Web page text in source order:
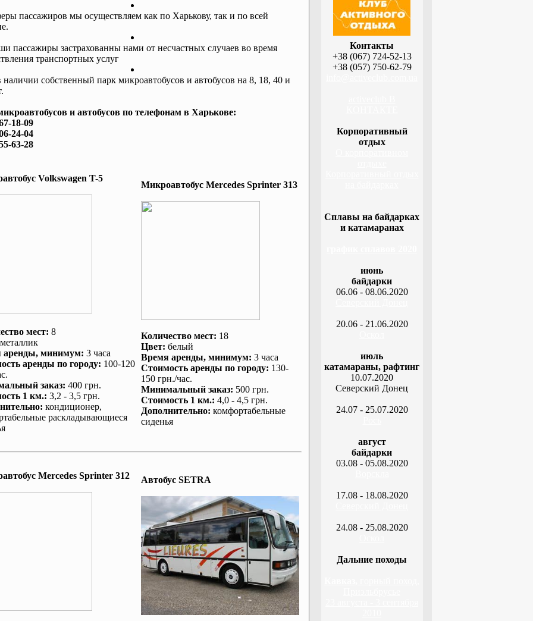
пассажиров мы осуществляем как по Харькову, так и по всей
пассажиры застрахованны нами от несчастных случаев во время
транспортных услуг
наличии собственный парк микроавтобусов и автобусов на 8, 18, 40 и
и автобусов по телефонам в Харькове:
18-09
24-04
63-28
Volkswagen T-5
мест: 8
металлик
аренды, минимум: 3 часа
аренды по городу: 100-120
заказ: 400 грн.
1 км.: 3,2 - 3,5 грн.
: кондиционер,
раскладывающиеся
Микроавтобус Mеrcedes Sprinter 313
Количество мест: 18
Цвет: белый
Время аренды, минимум: 3 часа
Стоимость аренды по городу: 130-
150 грн./час.
Минимальный заказ: 500 грн.
Стоимость 1 км.: 4,0 - 4,5 грн.
Дополнительно: комфортабельные
сиденья
Mеrcedes Sprinter 312 Автобус SETRA
Контакты
+38 (067) 724-52-13
+38 (057) 750-62-79
Корпоративный
отдых
Сплавы на байдарках
и катамаранах
июнь
байдарки
06.06 - 08.06.2020
20.06 - 21.06.2020
июль
катамараны, рафтинг
10.07.2020
Северский Донец
24.07 - 25.07.2020
август
байдарки
03.08 - 05.08.2020
17.08 - 18.08.2020
24.08 - 25.08.2020
Дальние походы